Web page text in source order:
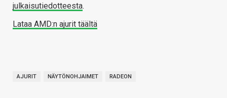
julkaisutiedotteesta.
Lataa AMD:n ajurit täältä
AJURIT NÄYTÖNOHJAIMET RADEON